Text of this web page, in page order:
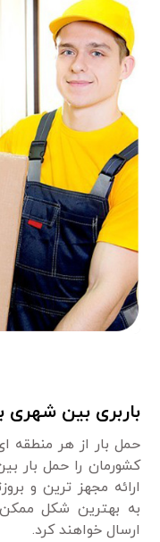
باربری بین شهری
حمل بار از هر منطقه
کشورمان را حمل بار
ارائه مجهز ترین و
به بهترین شکل
ارسال خواهند کرد.